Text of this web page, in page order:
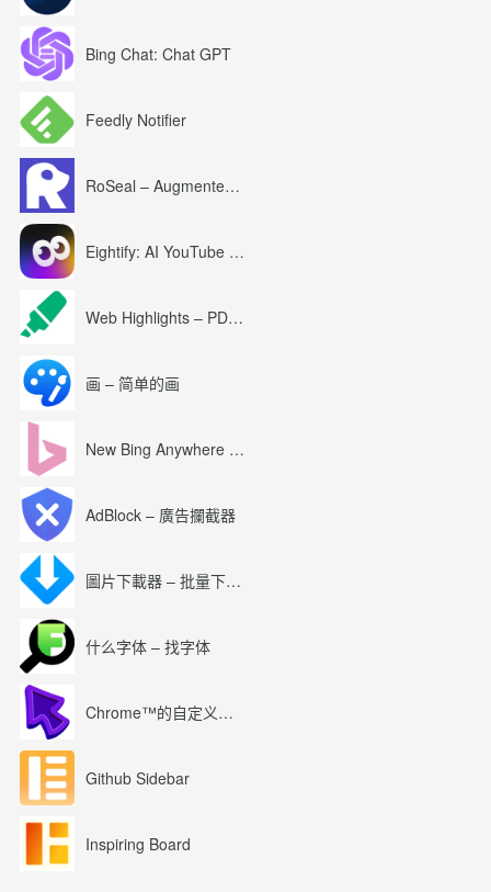
Bing Chat: Chat GPT
Feedly Notifier
RoSeal – Augmented Roblox Experience
Eightify: AI YouTube Summary with ChatGPT
Web Highlights – PDF & Web Highlighter
画 – 简单的画
New Bing Anywhere (Bing Chat GPT-4)
AdBlock – 廣告攔截器
圖片下載器 – 批量下載圖片
什么字体 – 找字体
Chrome™的自定义光标
Github Sidebar
Inspiring Board